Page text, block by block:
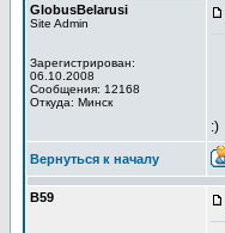
GlobusBelarusi
Site Admin
Зарегистрирован:
06.10.2008
Сообщения: 12168
Откуда: Минск
:)
Вернуться к началу
В59